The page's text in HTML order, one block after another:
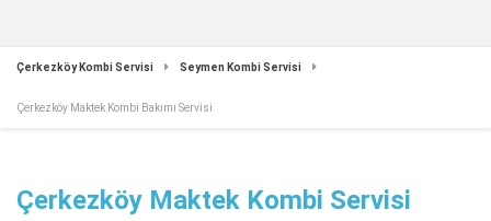
Çerkezköy Kombi Servisi Seymen Kombi Servisi
Çerkezköy Maktek Kombi Bakımı Servisi
Çerkezköy Maktek Kombi Servisi